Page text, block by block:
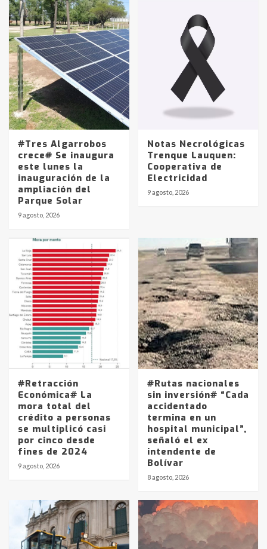
#Tres Algarrobos
crece# Se inaugura
este lunes la
inauguración de la
ampliación del
Parque Solar
9 agosto, 2026
Notas Necrológicas
Trenque Lauquen:
Cooperativa de
Electricidad
9 agosto, 2026
#Retracción
Económica# La
mora total del
crédito a personas
se multiplicó casi
por cinco desde
fines de 2024
9 agosto, 2026
#Rutas nacionales
sin inversión# “Cada
accidentado
termina en un
hospital municipal”,
señaló el ex
intendente de
Bolívar
8 agosto, 2026
Identidad de los adolescentes
protagonistas del fatal accidente
en la mañana del lunes